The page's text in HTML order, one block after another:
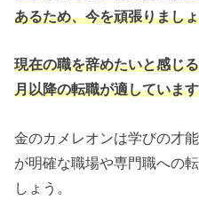
あるため、今を頑張りまし
現在の職を辞めたいと感じ
月以降の転職が適していま
金のカメレオンは学びの才
が明確な職場や専門職への
しょう。